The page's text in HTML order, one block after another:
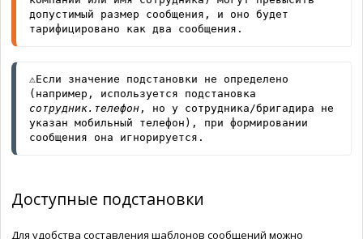
допустимый размер сообщения, и оно будет
тарифицировано как два сообщения.
⚠️Если значение подстановки не определено
сотрудник.телефон , но у сотрудника/бригадира не
указан мобильный телефон), при формировании
сообщения она игнорируется.
Доступные подстановки
Для удобства составления шаблонов сообщений можно